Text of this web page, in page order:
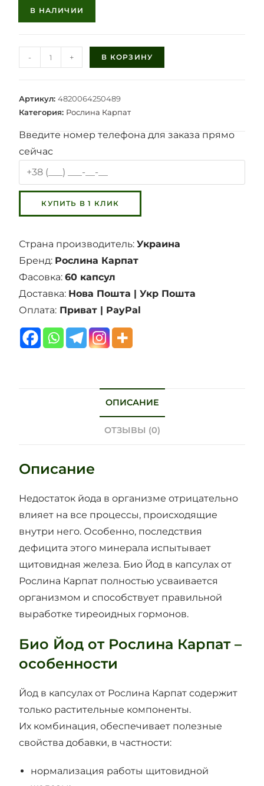
В НАЛИЧИИ
- + В КОРЗИНУ
Артикул:4820064250489
Категория: Рослина Карпат
Введите номер телефона для заказа прямо
сейчас
Страна производитель:Украина
Бренд: Рослина Карпат
Фасовка:60 капсул
Доставка: Нова Пошта | Укр Пошта
Оплата: Приват | PayPal
ОПИСАНИЕ
ОТЗЫВЫ (0)
Описание
Недостаток йода в организме отрицательно
влияет на все процессы, происходящие
внутри него. Особенно, последствия
дефицита этого минерала испытывает
щитовидная железа. Био Йод в капсулах от
Рослина Карпат полностью усваивается
организмом и способствует правильной
выработке тиреоидных гормонов.
Био Йод от Рослина Карпат –
особенности
Йод в капсулах от Рослина Карпат содержит
только растительные компоненты.
Их комбинация, обеспечивает полезные
свойства добавки, в частности:
нормализация работы щитовидной